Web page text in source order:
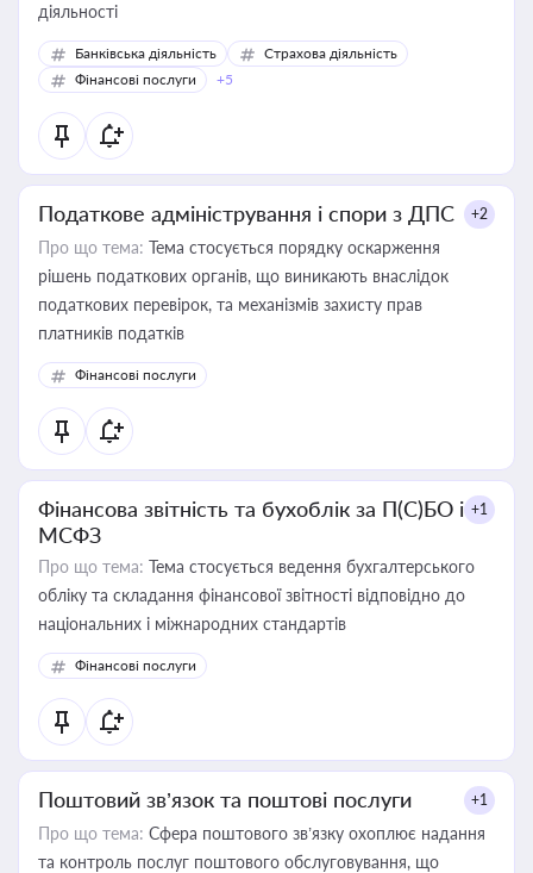
діяльності
Банківська діяльність
Страхова діяльність
Фінансові послуги
+5
Податкове адміністрування і спори з ДПС +2
Про що тема: Тема стосується порядку оскарження
рішень податкових органів, що виникають внаслідок
податкових перевірок, та механізмів захисту прав
платників податків
Фінансові послуги
Фінансова звітність та бухоблік за П(С)БО і
МСФЗ
+1
Про що тема: Тема стосується ведення бухгалтерського
обліку та складання фінансової звітності відповідно до
національних і міжнародних стандартів
Фінансові послуги
Поштовий зв’язок та поштові послуги +1
Про що тема: Сфера поштового зв’язку охоплює надання
та контроль послуг поштового обслуговування, що